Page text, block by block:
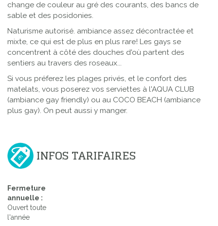
change de couleur au gré des courants, des bancs de
sable et des posidonies.
Naturisme autorisé. ambiance assez décontractée et
mixte, ce qui est de plus en plus rare! Les gays se
concentrent à côté des douches d'où partent des
sentiers au travers des roseaux...
Si vous préferez les plages privés, et le confort des
matelats, vous poserez vos serviettes à l'AQUA CLUB
(ambiance gay friendly) ou au COCO BEACH (ambiance
plus gay). On peut aussi y manger.
INFOS TARIFAIRES
Fermeture
annuelle :
Ouvert toute
l'année